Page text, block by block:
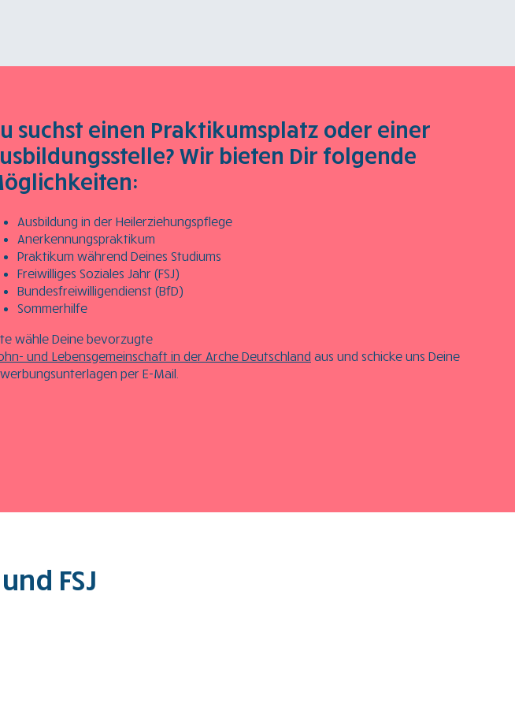
suchst einen Praktikumsplatz oder einer
Wir bieten Dir folgende
Ausbildung in der Heilerziehungspflege
Anerkennungspraktikum
Praktikum während Deines Studiums
Freiwilliges Soziales Jahr (FSJ)
Bundesfreiwilligendienst (BfD)
Sommerhilfe
wähle Deine bevorzugte
und Lebensgemeinschaft in der Arche Deutschland aus und schicke uns Deine
per E-Mail.
FSJ